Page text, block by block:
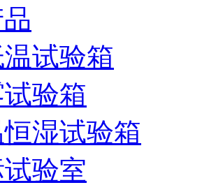
试验箱
验箱
湿试验箱
验室